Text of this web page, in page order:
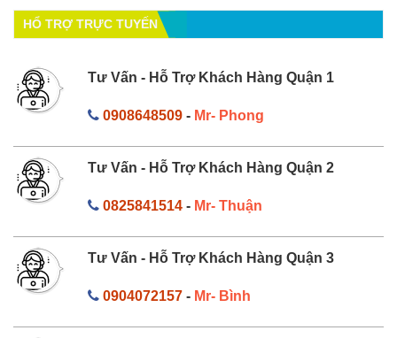
HỔ TRỢ TRỰC TUYẾN
Tư Vấn - Hỗ Trợ Khách Hàng Quận 1
0908648509- Mr- Phong
Tư Vấn - Hỗ Trợ Khách Hàng Quận 2
0825841514- Mr- Thuận
Tư Vấn - Hỗ Trợ Khách Hàng Quận 3
0904072157- Mr- Bình